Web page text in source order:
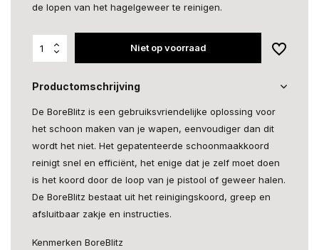
de lopen van het hagelgeweer te reinigen.
Niet op voorraad
Productomschrijving
De BoreBlitz is een gebruiksvriendelijke oplossing voor
het schoon maken van je wapen, eenvoudiger dan dit
wordt het niet. Het gepatenteerde schoonmaakkoord
reinigt snel en efficiënt, het enige dat je zelf moet doen
is het koord door de loop van je pistool of geweer halen.
De BoreBlitz bestaat uit het reinigingskoord, greep en
afsluitbaar zakje en instructies.
Kenmerken BoreBlitz